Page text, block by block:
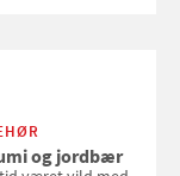
og jordbær